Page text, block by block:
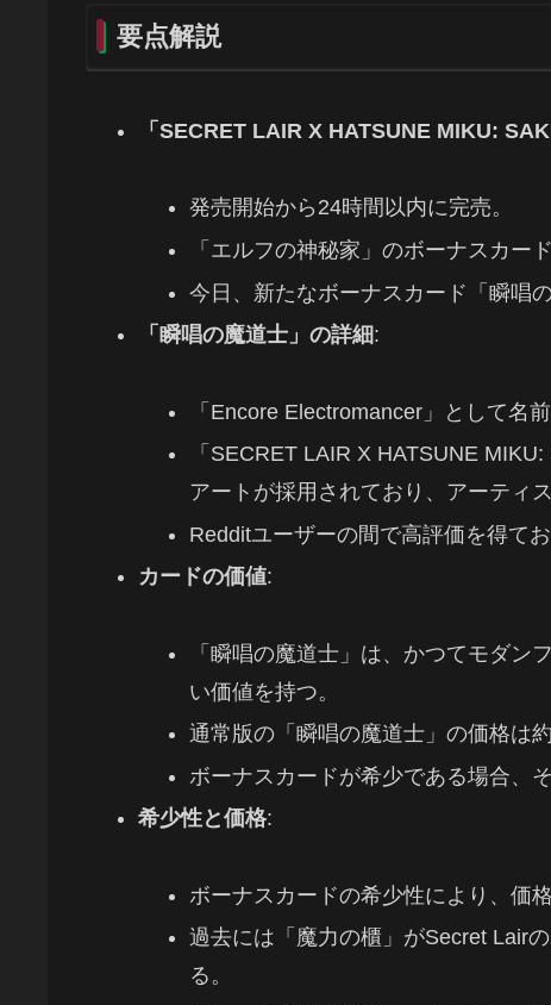
要点解説
「SECRET LAIR X HATSUNE MIKU:
発売開始から24時間以内に完売。
「エルフの神秘家」のボーナスカー
今日、新たなボーナスカード「瞬唱
「瞬唱の魔道士」の詳細:
「Encore Electromancer」として名
「SECRET LAIR X HATSUNE
アートが採用されており、アーティ
Redditユーザーの間で高評価を得て
カードの価値:
「瞬唱の魔道士」は、かつてモダン
い価値を持つ。
通常版の「瞬唱の魔道士」の価格は約
ボーナスカードが希少である場合、
希少性と価格:
ボーナスカードの希少性により、価
過去には「魔力の櫃」がSecret Lair
る。